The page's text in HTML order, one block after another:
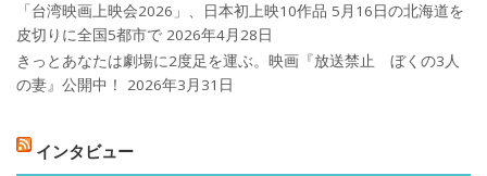
「台湾映画上映会2026」、日本初上映10作品 5月16日の北海道を
皮切りに全国5都市で 2026年4月28日
きっとあなたは劇場に2度足を運ぶ。映画『放送禁止 ぼくの3人
の妻』公開中！
2026年3月31日
インタビュー